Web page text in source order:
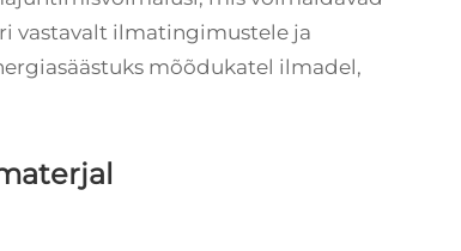
vastavalt ilmatingimustele ja
mõõdukatel ilmadel,